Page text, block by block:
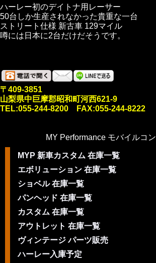
ハーレー初のデイトナ用レーサー
50台しか生産されなかった貴重な一台
ストリート仕様 新古車 129マイル
噂には日本に2台だけだそうです。
〒409-3851
山梨県中巨摩郡昭和町河西621-9
TEL:055-244-8200 FAX:055-244-8222
MY Performance モバイルコ
MYP 新車カスタム 在庫一覧
エボリューション 在庫一覧
ショベル 在庫一覧
パンヘッド 在庫一覧
カスタム 在庫一覧
アウトレット 在庫一覧
ヴィンテージ パーツ販売
ハーレー入庫予定